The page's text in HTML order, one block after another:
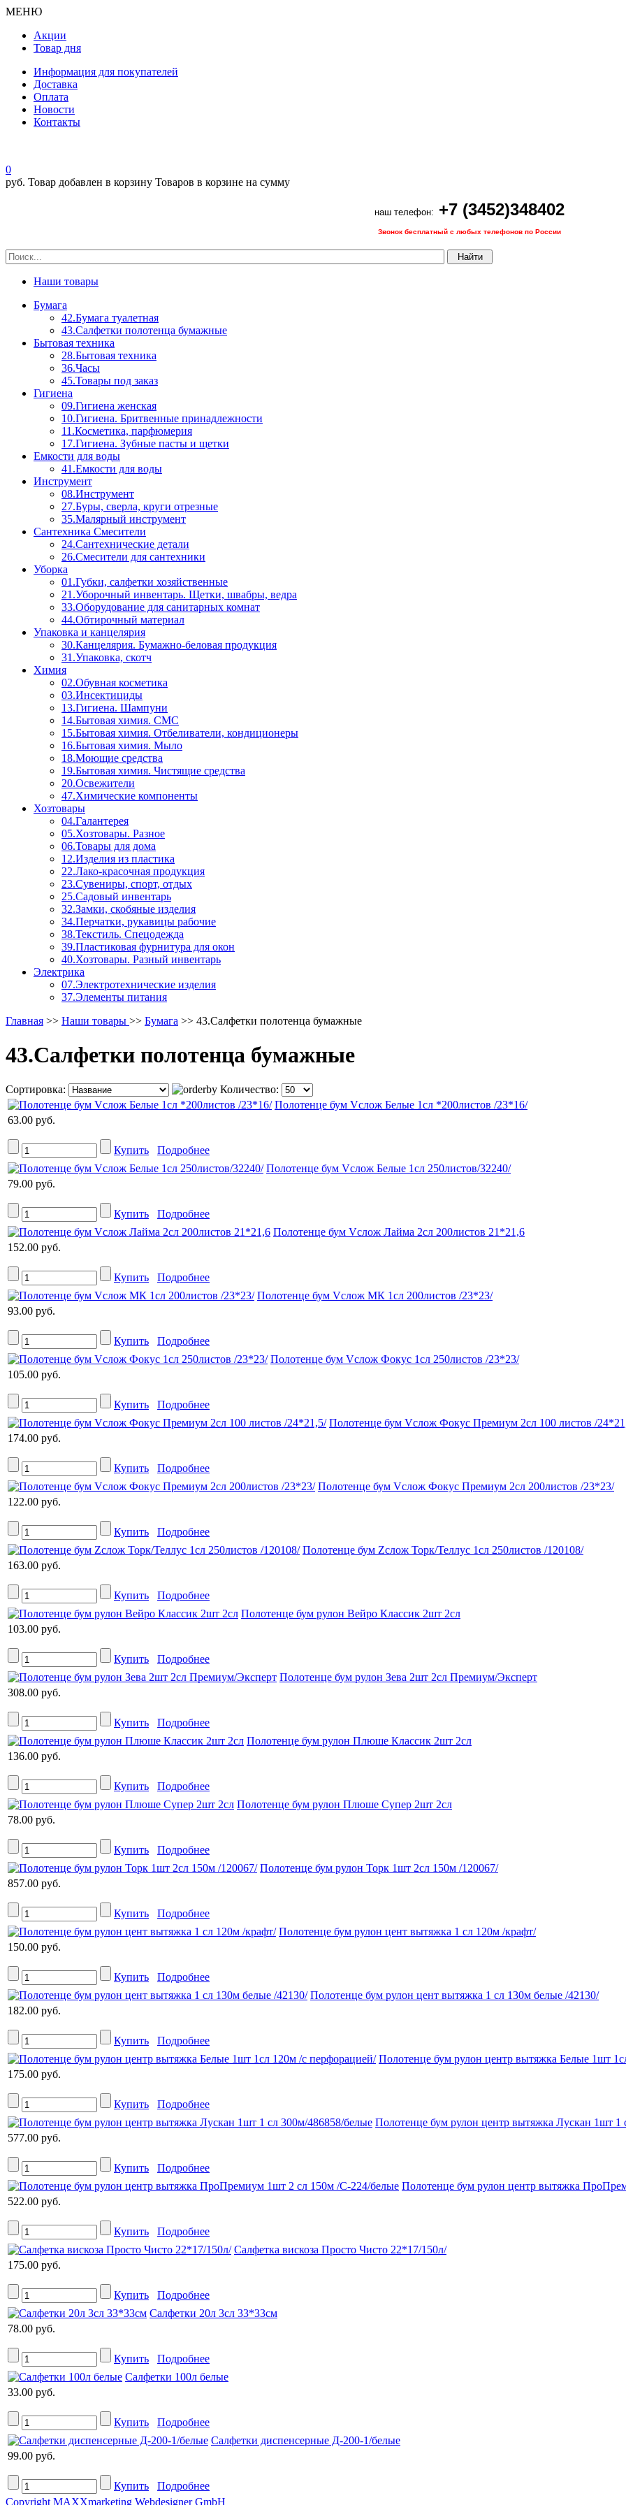
МЕНЮ
Акции
Товар дня
Информация для покупателей
Доставка
Оплата
Новости
Контакты
0
руб. Товар добавлен в корзину Товаров в корзине на сумму
наш телефон: +7 (3452)348402
Звонок бесплатный с любых телефонов по России
Наши товары
Бумага
42.Бумага туалетная
43.Салфетки полотенца бумажные
Бытовая техника
28.Бытовая техника
36.Часы
45.Товары под заказ
Гигиена
09.Гигиена женская
10.Гигиена. Бритвенные принадлежности
11.Косметика, парфюмерия
17.Гигиена. Зубные пасты и щетки
Емкости для воды
41.Емкости для воды
Инструмент
08.Инструмент
27.Буры, сверла, круги отрезные
35.Малярный инструмент
Сантехника Смесители
24.Сантехнические детали
26.Смесители для сантехники
Уборка
01.Губки, салфетки хозяйственные
21.Уборочный инвентарь. Щетки, швабры, ведра
33.Оборудование для санитарных комнат
44.Обтирочный материал
Упаковка и канцелярия
30.Канцелярия. Бумажно-беловая продукция
31.Упаковка, скотч
Химия
02.Обувная косметика
03.Инсектициды
13.Гигиена. Шампуни
14.Бытовая химия. СМС
15.Бытовая химия. Отбеливатели, кондиционеры
16.Бытовая химия. Мыло
18.Моющие средства
19.Бытовая химия. Чистящие средства
20.Освежители
47.Химические компоненты
Хозтовары
04.Галантерея
05.Хозтовары. Разное
06.Товары для дома
12.Изделия из пластика
22.Лако-красочная продукция
23.Сувениры, спорт, отдых
25.Садовый инвентарь
32.Замки, скобяные изделия
34.Перчатки, рукавицы рабочие
38.Текстиль. Спецодежда
39.Пластиковая фурнитура для окон
40.Хозтовары. Разный инвентарь
Электрика
07.Электротехнические изделия
37.Элементы питания
Главная >> Наши товары >> Бумага >> 43.Салфетки полотенца бумажные
43.Салфетки полотенца бумажные
Сортировка:
Количество:
Полотенце бум Vслож Белые 1сл *200листов /23*16/
63.00 руб.
Купить
Подробнее
Полотенце бум Vслож Белые 1сл 250листов/32240/
79.00 руб.
Купить
Подробнее
Полотенце бум Vслож Лайма 2сл 200листов 21*21,6
152.00 руб.
Купить
Подробнее
Полотенце бум Vслож МК 1сл 200листов /23*23/
93.00 руб.
Купить
Подробнее
Полотенце бум Vслож Фокус 1сл 250листов /23*23/
105.00 руб.
Купить
Подробнее
Полотенце бум Vслож Фокус Премиум 2сл 100 листов /
174.00 руб.
Купить
Подробнее
Полотенце бум Vслож Фокус Премиум 2сл 200листов /23*23/
122.00 руб.
Купить
Подробнее
Полотенце бум Zслож Торк/Теллус 1сл 250листов /120108/
163.00 руб.
Купить
Подробнее
Полотенце бум рулон Вейро Классик 2шт 2сл
103.00 руб.
Купить
Подробнее
Полотенце бум рулон Зева 2шт 2сл Премиум/Эксперт
308.00 руб.
Купить
Подробнее
Полотенце бум рулон Плюше Классик 2шт 2сл
136.00 руб.
Купить
Подробнее
Полотенце бум рулон Плюше Супер 2шт 2сл
78.00 руб.
Купить
Подробнее
Полотенце бум рулон Торк 1шт 2сл 150м /120067/
857.00 руб.
Купить
Подробнее
Полотенце бум рулон цент вытяжка 1 сл 120м /крафт/
150.00 руб.
Купить
Подробнее
Полотенце бум рулон цент вытяжка 1 сл 130м белые /42130/
182.00 руб.
Купить
Подробнее
Полотенце бум рулон центр вытяжка Белые 1шт
175.00 руб.
Купить
Подробнее
Полотенце бум рулон центр вытяжка Лускан 1шт 1
577.00 руб.
Купить
Подробнее
Полотенце бум рулон центр вытяжка
522.00 руб.
Купить
Подробнее
Салфетка вискоза Просто Чисто 22*17/150л/
175.00 руб.
Купить
Подробнее
Салфетки 20л 3сл 33*33см
78.00 руб.
Купить
Подробнее
Салфетки 100л белые
33.00 руб.
Купить
Подробнее
Салфетки диспенсерные Д-200-1/белые
99.00 руб.
Купить
Подробнее
Copyright MAXXmarketing Webdesigner GmbH